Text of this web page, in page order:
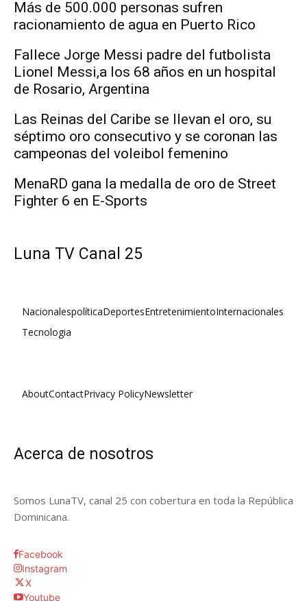
Más de 500.000 personas sufren
racionamiento de agua en Puerto Rico
Fallece Jorge Messi padre del futbolista
Lionel Messi,a los 68 años en un hospital
de Rosario, Argentina
Las Reinas del Caribe se llevan el oro, su
séptimo oro consecutivo y se coronan las
campeonas del voleibol femenino
MenaRD gana la medalla de oro de Street
Fighter 6 en E-Sports
Luna TV Canal 25
NacionalespolíticaDeportesEntretenimientoInternacionales
Tecnologia
AboutContactPrivacy PolicyNewsletter
Acerca de nosotros
Somos LunaTV, canal 25 con cobertura en toda la República
Dominicana.
Facebook
Instagram
X
Youtube